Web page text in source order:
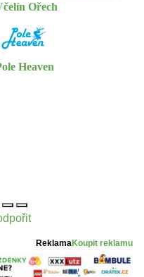
Ořech
Heaven
ReklamaKoupit reklamu